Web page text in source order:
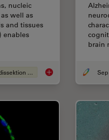
3D Lebensmittelmatrizen
nucleic
well as
and tissues
enables
Lasermikrodissektion (LMD) Molecular Biology
brain